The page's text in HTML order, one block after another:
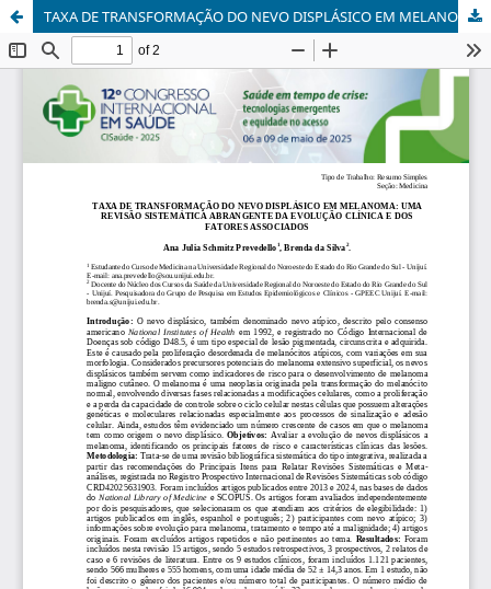
TAXA DE TRANSFORMAÇÃO DO NEVO DISPLÁSICO EM MELANOMA: UMA REVISÃO SISTEMÁTICA ABRANGENTE DA EVOLUÇÃO CLÍNICA E DOS FATORES ASSOCIADOS